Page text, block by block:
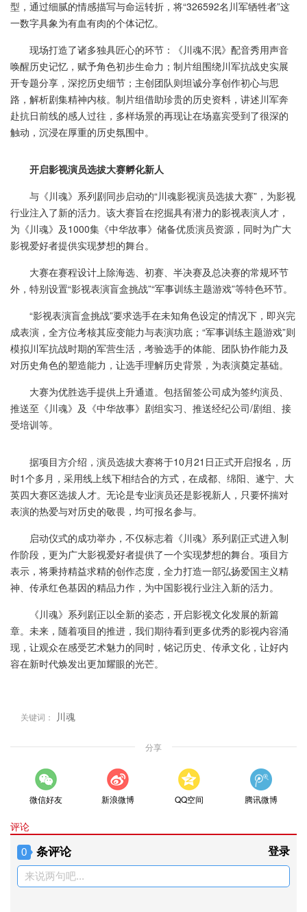
型，通过细腻的情感描写与命运转折，将“326592名川军牺牲者”这
一数字具象为有血有肉的个体记忆。
现场打造了诸多独具匠心的环节：《川魂不泯》配音秀用声音
唤醒历史记忆，赋予角色初步生命力；制片组围绕川军抗战史实展
开专题分享，深挖历史细节；主创团队则坦诚分享创作初心与思
路，解析剧集精神内核。制片组借助珍贵的历史资料，讲述川军奔
赴抗日前线的感人过往，多样场景的再现让在场嘉宾受到了很深的
触动，沉浸在厚重的历史氛围中。
开启影视演员选拔大赛孵化新人
与《川魂》系列剧同步启动的“川魂影视演员选拔大赛”，为影视
行业注入了新的活力。该大赛旨在挖掘具有潜力的影视表演人才，
为《川魂》及1000集《中华故事》储备优质演员资源，同时为广大
影视爱好者提供实现梦想的舞台。
大赛在赛程设计上除海选、初赛、半决赛及总决赛的常规环节
外，特别设置“影视表演盲盒挑战”“军事训练主题游戏”等特色环节。
“影视表演盲盒挑战”要求选手在未知角色设定的情况下，即兴完
成表演，全方位考核其应变能力与表演功底；“军事训练主题游戏”则
模拟川军抗战时期的军营生活，考验选手的体能、团队协作能力及
对历史角色的塑造能力，让选手理解历史背景，为表演奠定基础。
大赛为优胜选手提供上升通道。包括留签公司成为签约演员、
推送至《川魂》及《中华故事》剧组实习、推送经纪公司/剧组、接
受培训等。
据项目方介绍，演员选拔大赛将于10月21日正式开启报名，历
时1个多月，采用线上线下相结合的方式，在成都、绵阳、遂宁、大
英四大赛区选拔人才。无论是专业演员还是影视新人，只要怀揣对
表演的热爱与对历史的敬畏，均可报名参与。
启动仪式的成功举办，不仅标志着《川魂》系列剧正式进入制
作阶段，更为广大影视爱好者提供了一个实现梦想的舞台。项目方
表示，将秉持精益求精的创作态度，全力打造一部弘扬爱国主义精
神、传承红色基因的精品力作，为中国影视行业注入新的活力。
《川魂》系列剧正以全新的姿态，开启影视文化发展的新篇
章。未来，随着项目的推进，我们期待看到更多优秀的影视内容涌
现，让观众在感受艺术魅力的同时，铭记历史、传承文化，让好内
容在新时代焕发出更加耀眼的光芒。
关键词： 川魂
分享
微信好友 新浪微博 QQ空间 腾讯微博
评论
0 条评论 登录
来说两句吧...